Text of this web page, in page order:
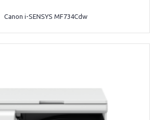
Canon i-SENSYS MF734Cdw